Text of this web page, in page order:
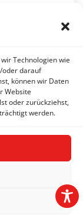
Technologien wie
oder darauf
können wir Daten
Website
oder zurückziehst,
werden.